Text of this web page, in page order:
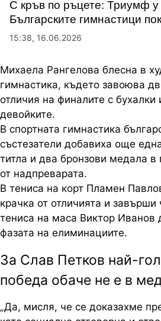
С кръв по ръцете: Триумф
Българските гимнастици
15:38, 16.06.2026
Михаела Рангелова блесна в
гимнастика, където завоюва
отличия на финалите с бухалки
девойките.
В спортната гимнастика
състезатели добавиха още
титла и два бронзови медала в
от надпреварата.
В тениса на корт Пламен
крачка от отличията и завърши
тениса на маса Виктор Иванов
фазата на елиминациите.
За Слав Петков най-
победа обаче не е в
„Да, мисля, че се доказахме